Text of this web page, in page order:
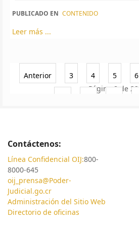
PUBLICADO EN CONTENIDO
Leer más ...
Anterior 3 4 5 6
Página 8 de 22
Contáctenos:
Línea Confidencial OIJ:800-
8000-645
oij_prensa@Poder-
Judicial.go.cr
Administración del Sitio Web
Directorio de oficinas